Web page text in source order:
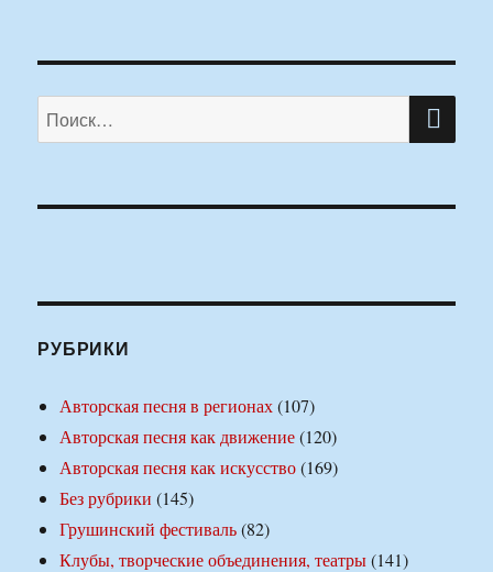
Искать:
РУБРИКИ
Авторская песня в регионах(107)
Авторская песня как движение(120)
Авторская песня как искусство(169)
Без рубрики (145)
Грушинский фестиваль(82)
Клубы, творческие объединения, театры(141)